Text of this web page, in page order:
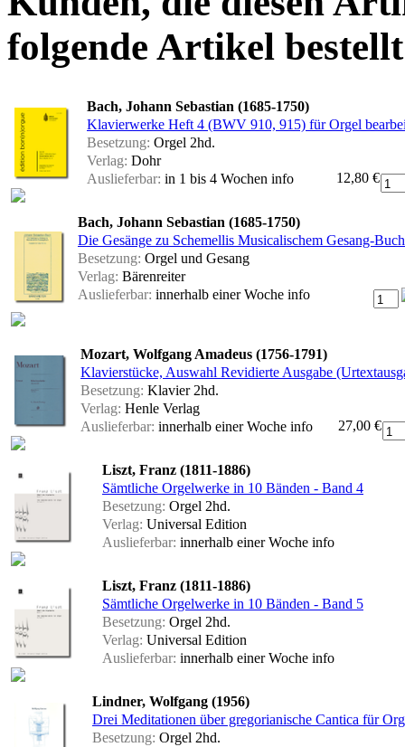
folgende Artikel
Bach, Johann Sebastian (1685-1750)
Klavierwerke Heft 4 (BWV 910, 915) für Orgel
Besetzung: Orgel 2hd.
Verlag: Dohr
Auslieferbar: in 1 bis 4 Wochen info 12,80 €
Bach, Johann Sebastian (1685-1750)
Die Gesänge zu Schemellis Musicalischem Gesang-
Besetzung: Orgel und Gesang
Verlag: Bärenreiter
Auslieferbar: innerhalb einer Woche info
Mozart, Wolfgang Amadeus (1756-1791)
Klavierstücke, Auswahl Revidierte Ausgabe
Besetzung: Klavier 2hd.
Verlag: Henle Verlag
Auslieferbar: innerhalb einer Woche info 27,00 €
Liszt, Franz (1811-1886)
Sämtliche Orgelwerke in 10 Bänden - Band 4
Besetzung: Orgel 2hd.
Verlag: Universal Edition
Auslieferbar: innerhalb einer Woche info
Liszt, Franz (1811-1886)
Sämtliche Orgelwerke in 10 Bänden - Band 5
Besetzung: Orgel 2hd.
Verlag: Universal Edition
Auslieferbar: innerhalb einer Woche info
Lindner, Wolfgang (1956)
Drei Meditationen über gregorianische Cantica für
Besetzung: Orgel 2hd.